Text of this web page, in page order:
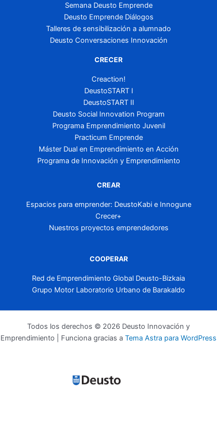
Semana Deusto Emprende
Deusto Emprende Diálogos
Talleres de sensibilización a alumnado
Deusto Conversaciones Innovación
CRECER
Creaction!
DeustoSTART I
DeustoSTART II
Deusto Social Innovation Program
Programa Emprendimiento Juvenil
Practicum Emprende
Máster Dual en Emprendimiento en Acción
Programa de Innovación y Emprendimiento
CREAR
Espacios para emprender: DeustoKabi e Innogune
Crecer+
Nuestros proyectos emprendedores
COOPERAR
Red de Emprendimiento Global Deusto-Bizkaia
Grupo Motor Laboratorio Urbano de Barakaldo
Todos los derechos © 2026 Deusto Innovación y
Emprendimiento | Funciona gracias a Tema Astra para WordPress